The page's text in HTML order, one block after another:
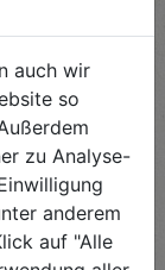
mit
ANSEHEN
auch wir
so
zu Analyse-
anderem
auf "Alle